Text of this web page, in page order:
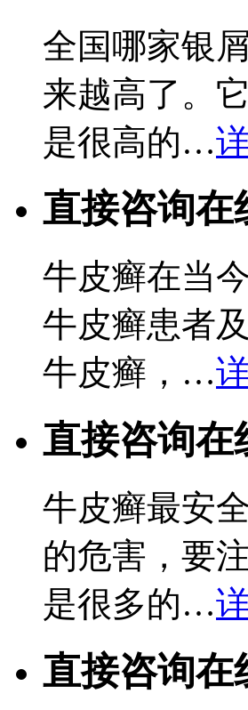
全国哪家银
来越高了。
是很高的…
直接咨询在
牛皮癣在当
牛皮癣患者
牛皮癣，…
直接咨询在
牛皮癣最安
的危害，要
是很多的…
直接咨询在